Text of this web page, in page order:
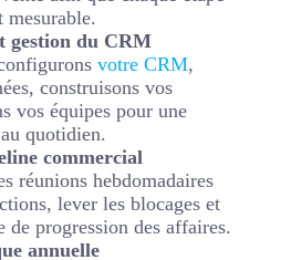
gestion du CRM
votre CRM,
construisons vos
vos équipes pour une
quotidien.
commercial
réunions hebdomadaires
lever les blocages et
progression des affaires.
annuelle